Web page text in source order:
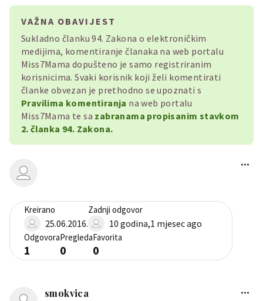
VAŽNA OBAVIJEST
Sukladno članku 94. Zakona o elektroničkim
medijima, komentiranje članaka na web portalu
Miss7Mama dopušteno je samo registriranim
korisnicima. Svaki korisnik koji želi komentirati
članke obvezan je prethodno se upoznati s
Pravilima komentiranja na web portalu
Miss7Mama te sa zabranama propisanim stavkom
2. članka 94. Zakona.
Kreirano
25.06.2016.
Zadnji odgovor
10 godina,1 mjesec ago
Odgovora
1
Pregleda
0
Favorita
0
smokvica